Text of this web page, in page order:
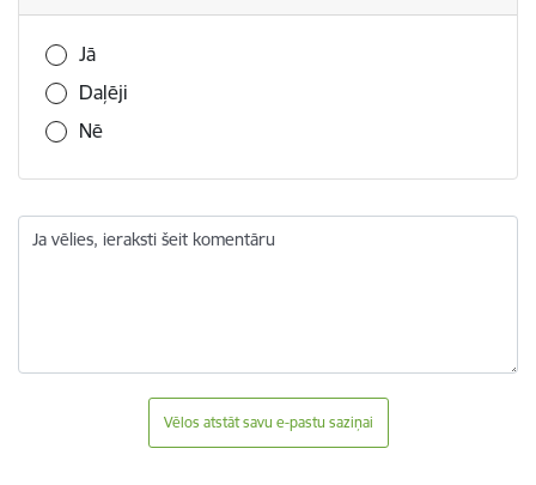
Vai šī informācija bija noderīga?
Jā
Daļēji
Nē
Ja vēlies, ieraksti šeit komentāru
Vēlos atstāt savu e-pastu saziņai